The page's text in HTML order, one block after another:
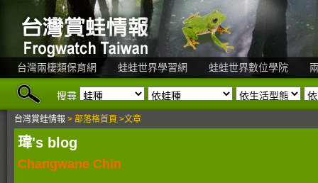
台灣兩棲類保育網 蛙蛙世界學習網 蛙蛙世界數位學院
搜尋
台灣賞蛙情報 > 部落格首頁 >文章
瑋's blog
Changwane Chin